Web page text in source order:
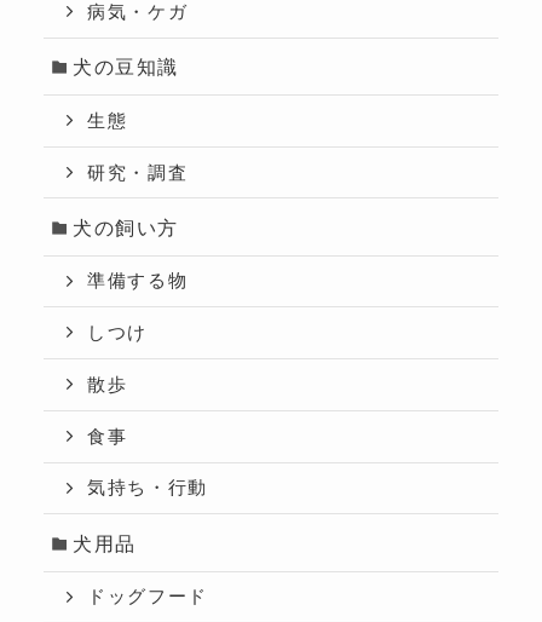
病気・ケガ
犬の豆知識
生態
研究・調査
犬の飼い方
準備する物
しつけ
散歩
食事
気持ち・行動
犬用品
ドッグフード